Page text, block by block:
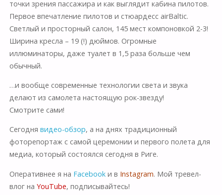
точки зрения пассажира и как выглядит кабина пилотов.
Первое впечатление пилотов и стюардесс airBaltic.
Светлый и просторный салон, 145 мест компоновкой 2-3!
Ширина кресла – 19 (!) дюймов. Огромные
иллюминаторы, даже туалет в 1,5 раза больше чем
обычный.
…и вообще современные технологии света и звука
делают из самолета настоящую рок-звезду!
Смотрите сами!
Сегодня видео-обзор, а на днях традиционный
фоторепортаж с самой церемонии и первого полета для
медиа, который состоялся сегодня в Риге.
Оперативнее я на Facebookи в Instagram. Мой тревел-
влог на YouTube, подписывайтесь!